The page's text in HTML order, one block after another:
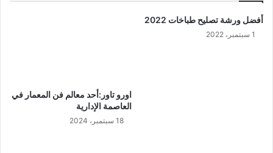
أفضل ورشة تصليح طباخات 2022
1 سبتمبر، 2022
اورو تاور:أحد معالم فن المعمار في
العاصمة الإدارية
18 سبتمبر، 2024